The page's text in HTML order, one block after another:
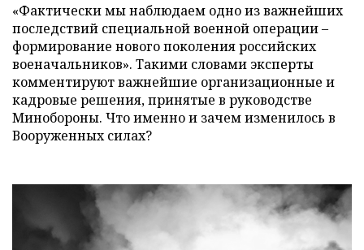
«Фактически мы наблюдаем одно из важнейших
последствий специальной военной операции –
формирование нового поколения российских
военачальников». Такими словами эксперты
комментируют важнейшие организационные и
кадровые решения, принятые в руководстве
Минобороны. Что именно и зачем изменилось в
Вооруженных силах?